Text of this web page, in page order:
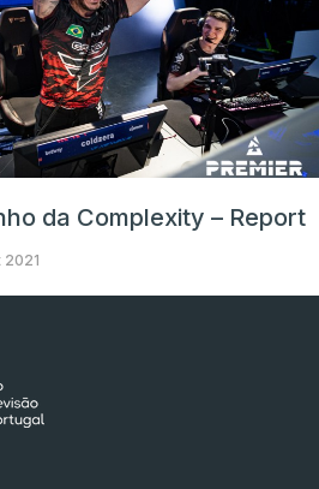
da Complexity – Report
2021